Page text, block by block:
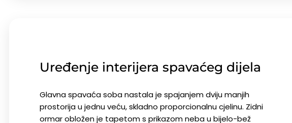
Uređenje interijera spavaćeg dijela
Glavna spavaća soba nastala je spajanjem dviju manjih
prostorija u jednu veću, skladno proporcionalnu cjelinu. Zidni
ormar obložen je tapetom s prikazom neba u bijelo-bež